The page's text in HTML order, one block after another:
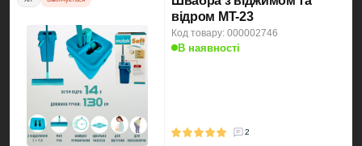
відром MT-23
Код товару: 000002746
В наявності
2